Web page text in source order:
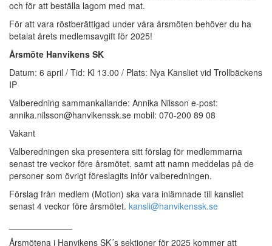
och för att beställa lagom med mat.
För att vara röstberättigad under våra årsmöten behöver du ha
betalat årets medlemsavgift för 2025!
Årsmöte Hanvikens SK
Datum: 6 april / Tid: Kl 13.00 / Plats: Nya Kansliet vid Trollbäckens
IP
Valberedning sammankallande: Annika Nilsson e-post:
annika.nilsson@hanvikenssk.se mobil: 070-200 89 08
Vakant
Valberedningen ska presentera sitt förslag för medlemmarna
senast tre veckor före årsmötet. samt att namn meddelas på de
personer som övrigt föreslagits inför valberedningen.
Förslag från medlem (Motion) ska vara inlämnade till kansliet
senast 4 veckor före årsmötet. kansli@hanvikenssk.se
Årsmötena i Hanvikens SK´s sektioner för 2025 kommer att